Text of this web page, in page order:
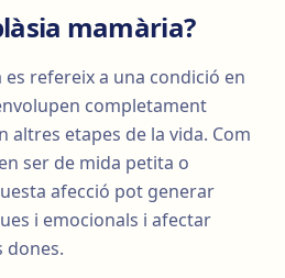
mamària?
refereix a una condició en
completament
etapes de la vida. Com
ser de mida petita o
afecció pot generar
i emocionals i afectar
dones.